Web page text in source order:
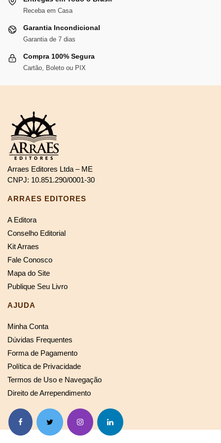
Receba em Casa
Garantia Incondicional
Garantia de 7 dias
Compra 100% Segura
Cartão, Boleto ou PIX
Arraes Editores Ltda – ME
CNPJ: 10.851.290/0001-30
ARRAES EDITORES
A Editora
Conselho Editorial
Kit Arraes
Fale Conosco
Mapa do Site
Publique Seu Livro
AJUDA
Minha Conta
Dúvidas Frequentes
Forma de Pagamento
Política de Privacidade
Termos de Uso e Navegação
Direito de Arrependimento